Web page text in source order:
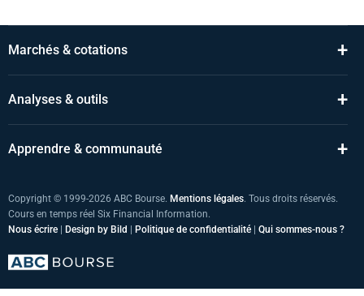
Marchés & cotations +
Analyses & outils +
Apprendre & communauté +
Copyright © 1999-2026 ABC Bourse. Mentions légales. Tous droits réservés.
Cours en temps réel Six Financial Information.
Nous écrire
Design by Bild Politique de confidentialité Qui sommes-nous ?